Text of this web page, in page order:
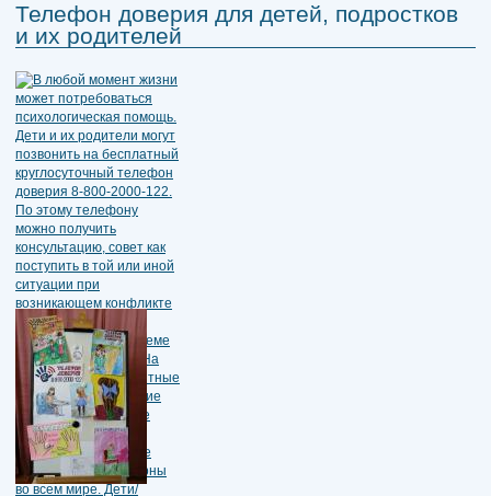
Телефон доверия для детей, подростков
и их родителей